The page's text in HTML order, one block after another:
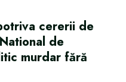
cererii de
de
murdar fără